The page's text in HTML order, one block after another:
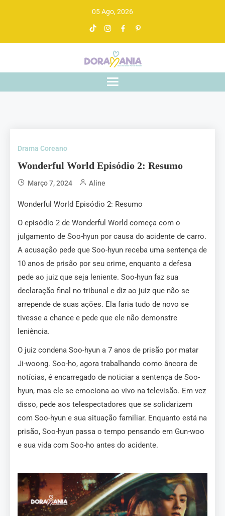
05 Ago, 2026
Doramania
De drama asiático a gente entende
Drama Coreano
Wonderful World Episódio 2: Resumo
Março 7, 2024 Aline
Wonderful World Episódio 2: Resumo
O episódio 2 de Wonderful World começa com o
julgamento de Soo-hyun por causa do acidente de carro.
A acusação pede que Soo-hyun receba uma sentença de
10 anos de prisão por seu crime, enquanto a defesa
pede ao juiz que seja leniente. Soo-hyun faz sua
declaração final no tribunal e diz ao juiz que não se
arrepende de suas ações. Ela faria tudo de novo se
tivesse a chance e pede que ele não demonstre
leniência.
O juiz condena Soo-hyun a 7 anos de prisão por matar
Ji-woong. Soo-ho, agora trabalhando como âncora de
notícias, é encarregado de noticiar a sentença de Soo-
hyun, mas ele se emociona ao vivo na televisão. Em vez
disso, pede aos telespectadores que se solidarizem
com Soo-hyun e sua situação familiar. Enquanto está na
prisão, Soo-hyun passa o tempo pensando em Gun-woo
e sua vida com Soo-ho antes do acidente.